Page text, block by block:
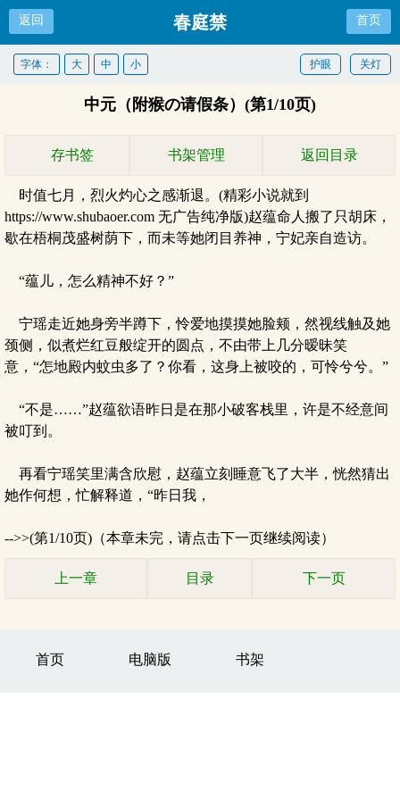
返回 春庭禁 首页
关灯
护眼
字体： 大 中 小
中元（附猴の请假条）(第1/10页)
存书签 书架管理 返回目录
时值七月，烈火灼心之感渐退。(精彩小说就到
https://www.shubaoer.com 无广告纯净版)赵蕴命人搬了只胡床，
歇在梧桐茂盛树荫下，而未等她闭目养神，宁妃亲自造访。
“蕴儿，怎么精神不好？”
宁瑶走近她身旁半蹲下，怜爱地摸摸她脸颊，然视线触及她
颈侧，似煮烂红豆般绽开的圆点，不由带上几分暧昧笑
意，“怎地殿内蚊虫多了？你看，这身上被咬的，可怜兮兮。”
“不是……”赵蕴欲语昨日是在那小破客栈里，许是不经意间
被叮到。
再看宁瑶笑里满含欣慰，赵蕴立刻睡意飞了大半，恍然猜出
她作何想，忙解释道，“昨日我，
-->>(第1/10页)（本章未完，请点击下一页继续阅读）
上一章 目录 下一页
首页 电脑版 书架